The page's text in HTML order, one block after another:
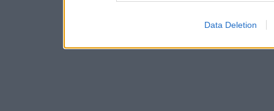
Data Deletion